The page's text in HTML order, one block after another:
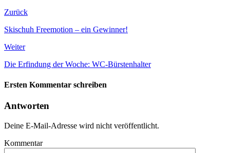
Zurück
Skischuh Freemotion – ein Gewinner!
Weiter
Die Erfindung der Woche: WC-Bürstenhalter
Ersten Kommentar schreiben
Antworten
Deine E-Mail-Adresse wird nicht veröffentlicht.
Kommentar